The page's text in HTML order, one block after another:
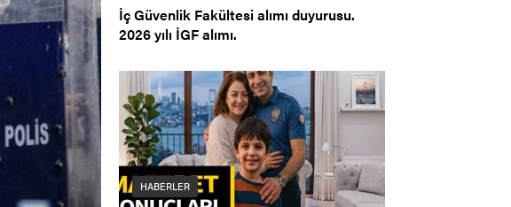
İç Güvenlik Fakültesi alımı duyurusu.
2026 yılı İGF alımı.
HABERLER